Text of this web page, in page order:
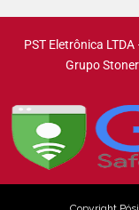
PST Eletrônica
Grupo